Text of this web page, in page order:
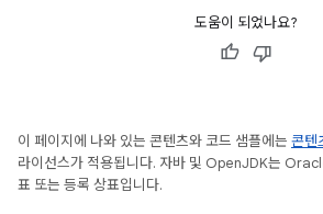
도움이 되었나요?
이 페이지에 나와 있는 콘텐츠와 코드 샘플에는 콘텐
라이선스가 적용됩니다. 자바 및 OpenJDK는
표 또는 등록 상표입니다.